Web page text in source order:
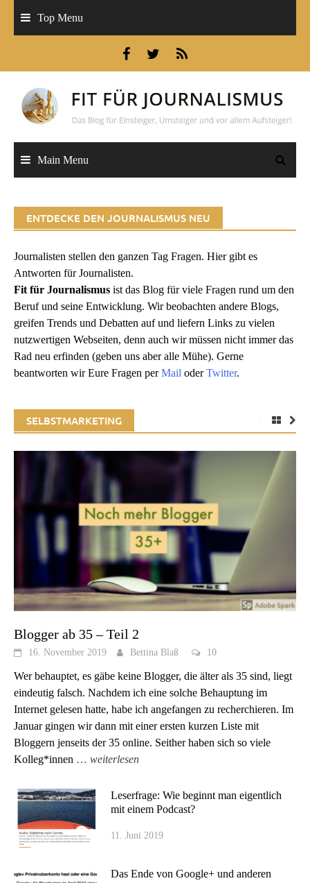
Top Menu
Main Menu
ENTDECKE DEN JOURNALISMUS NEU
Journalisten stellen den ganzen Tag Fragen. Hier gibt es
Antworten für Journalisten.
Fit für Journalismus ist das Blog für viele Fragen rund um den
Beruf und seine Entwicklung. Wir beobachten andere Blogs,
greifen Trends und Debatten auf und liefern Links zu vielen
nutzwertigen Webseiten, denn auch wir müssen nicht immer das
Rad neu erfinden (geben uns aber alle Mühe). Gerne
beantworten wir Eure Fragen perMail oderTwitter.
SELBSTMARKETING
Blogger ab 35 – Teil 2
16. November 2019 Bettina Blaß 10
Wer behauptet, es gäbe keine Blogger, die älter als 35 sind, liegt
eindeutig falsch. Nachdem ich eine solche Behauptung im
Internet gelesen hatte, habe ich angefangen zu recherchieren. Im
Januar gingen wir dann mit einer ersten kurzen Liste mit
Bloggern jenseits der 35 online. Seither haben sich so viele
Kolleg*innen … weiterlesen
Leserfrage: Wie beginnt man eigentlich
mit einem Podcast?
11. Juni 2019
Das Ende von Google+ und anderen